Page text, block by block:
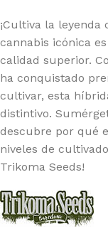
¡Cultiva la leyenda
cannabis icónica
calidad superior.
ha conquistado
cultivar, esta
distintivo.
descubre por qué
niveles de
Trikoma Seeds!